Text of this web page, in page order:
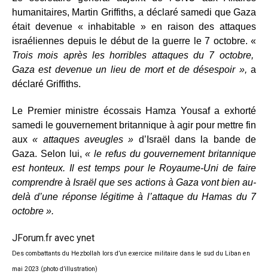
humanitaires, Martin Griffiths, a déclaré samedi que Gaza
était devenue « inhabitable » en raison des attaques
israéliennes depuis le début de la guerre le 7 octobre. «
Trois mois après les horribles attaques du 7 octobre,
Gaza est devenue un lieu de mort et de désespoir », a
déclaré Griffiths.
Le Premier ministre écossais Hamza Yousaf a exhorté
samedi le gouvernement britannique à agir pour mettre fin
aux« attaques aveugles » d’Israël dans la bande de
Gaza. Selon lui,« le refus du gouvernement britannique
est honteux. Il est temps pour le Royaume-Uni de faire
comprendre à Israël que ses actions à Gaza vont bien au-
delà d’une réponse légitime à l’attaque du Hamas du 7
octobre ».
JForum.fr avec ynet
Des combattants du Hezbollah lors d’un exercice militaire dans le sud du Liban en
mai 2023 (photo d’illustration)